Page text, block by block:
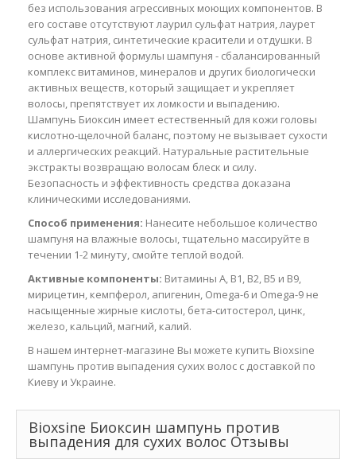
без использования агрессивных моющих компонентов. В
его составе отсутствуют лаурил сульфат натрия, лаурет
сульфат натрия, синтетические красители и отдушки. В
основе активной формулы шампуня - сбалансированный
комплекс витаминов, минералов и других биологически
активных веществ, который защищает и укрепляет
волосы, препятствует их ломкости и выпадению.
Шампунь Биоксин имеет естественный для кожи головы
кислотно-щелочной баланс, поэтому не вызывает сухости
и аллергических реакций. Натуральные растительные
экстракты возвращаю волосам блеск и силу.
Безопасность и эффективность средства доказана
клиническими исследованиями.
Способ применения: Нанесите небольшое количество
шампуня на влажные волосы, тщательно массируйте в
течении 1-2 минуту, смойте теплой водой.
Активные компоненты: Витамины A, B1, B2, B5 и B9,
мирицетин, кемпферол, апигенин, Omega-6 и Omega-9 не
насыщенные жирные кислоты, бета-ситостерол, цинк,
железо, кальций, магний, калий.
В нашем интернет-магазине Вы можете купить Bioxsine
шампунь против выпадения сухих волос с доставкой по
Киеву и Украине.
Bioxsine Биоксин шампунь против
выпадения для сухих волос Отзывы